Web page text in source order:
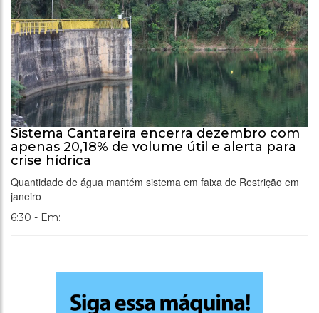
Sistema Cantareira encerra dezembro com
apenas 20,18% de volume útil e alerta para
crise hídrica
Quantidade de água mantém sistema em faixa de Restrição em
janeiro
6:30 - Em: